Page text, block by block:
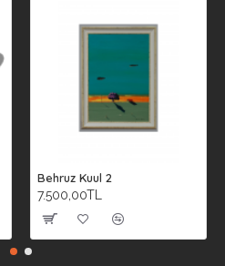
Behruz Kuul 2
7.500,00TL